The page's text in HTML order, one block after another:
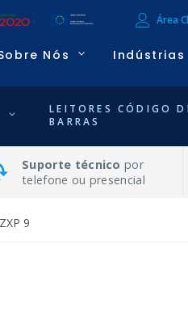
Área
Nós Indústrias
LEITORES CÓDIGO
BARRAS
Suporte técnico por
telefone ou presencial
9